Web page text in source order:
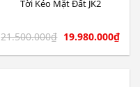
Tời Kéo Mặt Đất JK2
21.500.000₫ 19.980.000₫